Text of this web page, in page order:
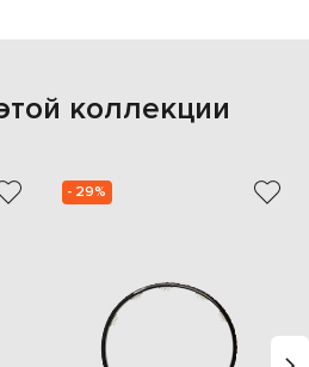
коллекции
- 29%